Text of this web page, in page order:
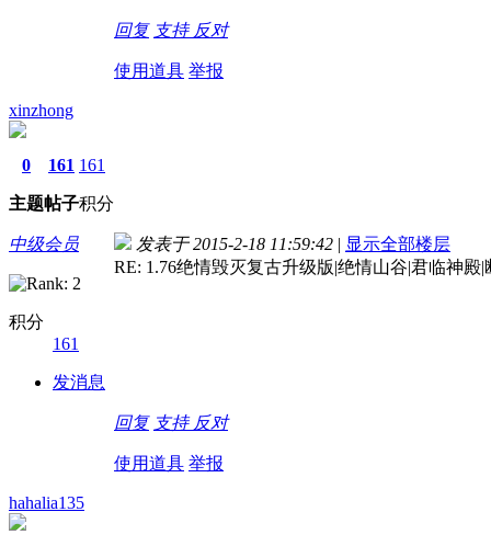
回复 支持 反对
使用道具 举报
xinzhong
0
主题
161
帖子
161
积分
中级会员
积分
161
发消息
发表于 2015-2-18 11:59:42 | 显示全部楼层
RE: 1.76绝情毁灭复古升级版|绝情山谷|君临神
回复 支持 反对
使用道具 举报
hahalia135